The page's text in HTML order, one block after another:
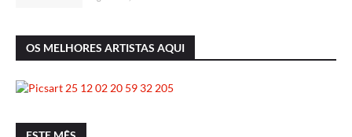
OS MELHORES ARTISTAS AQUI